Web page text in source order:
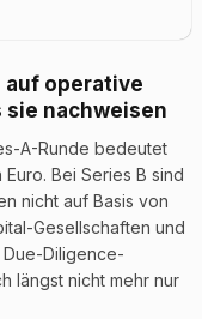
auf operative
sie nachweisen
A-Runde bedeutet
Bei Series B sind
nicht auf Basis von
Gesellschaften und
Diligence-
längst nicht mehr nur